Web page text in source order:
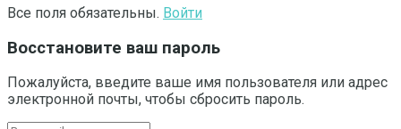
Все поля обязательны. Войти
Восстановите ваш пароль
Пожалуйста, введите ваше имя пользователя или адрес
электронной почты, чтобы сбросить пароль.